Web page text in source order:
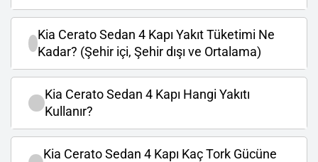
Kia Cerato Sedan 4 Kapı Yakıt Tüketimi Ne
Kadar? (Şehir içi, Şehir dışı ve Ortalama)
Kia Cerato Sedan 4 Kapı Hangi Yakıtı
Kullanır?
Kia Cerato Sedan 4 Kapı Kaç Tork Gücüne